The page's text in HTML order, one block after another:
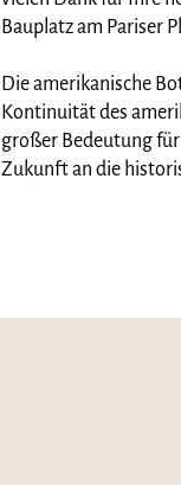
Bauplatz am Pariser
Die amerikanische
Kontinuität des
großer Bedeutung
Zukunft an die